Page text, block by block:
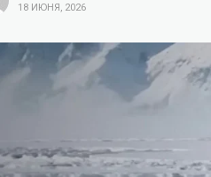
18 ИЮНЯ, 2026